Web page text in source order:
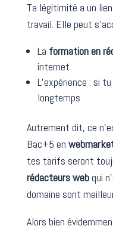
Ta légitimité a un
travail. Elle peut
La formation en
internet
L’expérience : si
longtemps
Autrement dit, ce
Bac+5 en
tes tarifs seront
rédacteurs webqui
domaine sont
Alors bien